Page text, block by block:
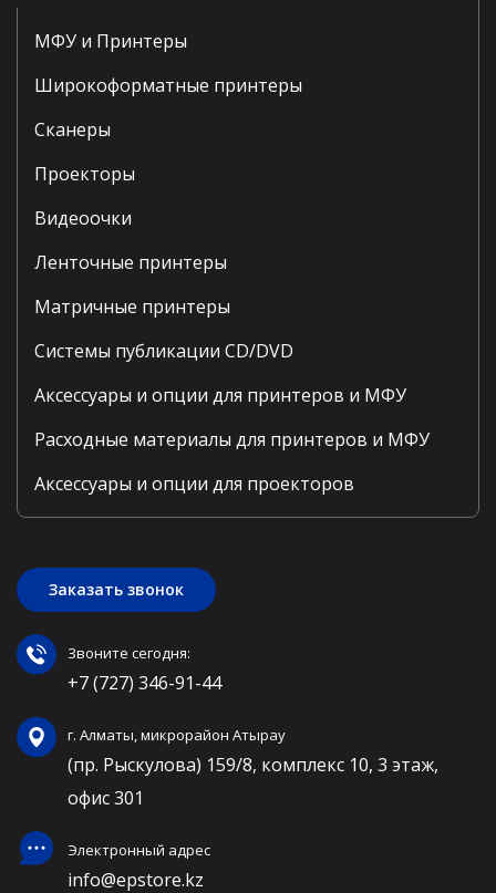
МФУ и Принтеры
Широкоформатные принтеры
Сканеры
Проекторы
Видеоочки
Ленточные принтеры
Матричные принтеры
Системы публикации CD/DVD
Аксессуары и опции для принтеров и МФУ
Расходные материалы для принтеров и МФУ
Аксессуары и опции для проекторов
Заказать звонок
Звоните сегодня:
+7 (727) 346-91-44
г. Алматы, микрорайон Атырау
(пр. Рыскулова) 159/8, комплекс 10, 3 этаж,
офис 301
Электронный адрес
info@epstore.kz